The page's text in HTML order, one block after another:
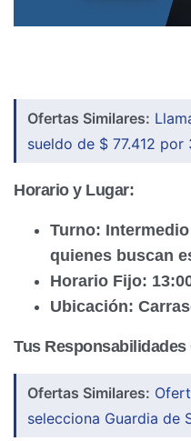
Ofertas Similares:
sueldo de $ 77.412 por
Horario y Lugar:
Turno:
quienes buscan
Horario Fijo:
Ubicación:
Tus Responsabilidades
Ofertas Similares:
selecciona Guardia de